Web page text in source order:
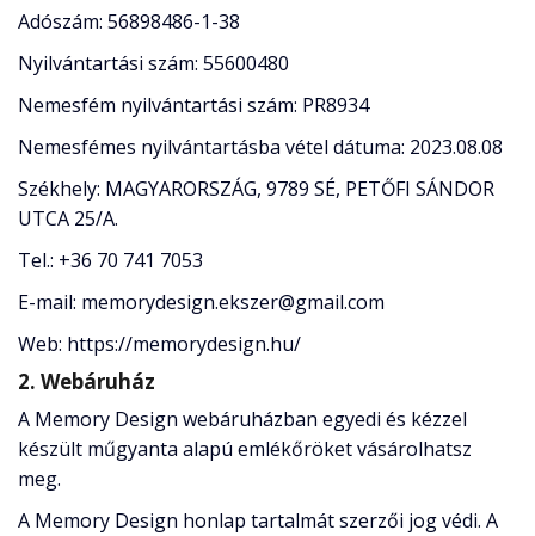
Adószám: 56898486-1-38
Nyilvántartási szám: 55600480
Nemesfém nyilvántartási szám: PR8934
Nemesfémes nyilvántartásba vétel dátuma: 2023.08.08
Székhely: MAGYARORSZÁG, 9789 SÉ, PETŐFI SÁNDOR
UTCA 25/A.
Tel.: +36 70 741 7053
E-mail: memorydesign.ekszer@gmail.com
Web: https://memorydesign.hu/
2. Webáruház
A Memory Design webáruházban egyedi és kézzel
készült műgyanta alapú emlékőröket vásárolhatsz
meg.
A Memory Design honlap tartalmát szerzői jog védi. A